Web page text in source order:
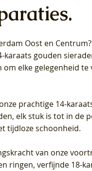
met Lab
Blush Lab
Geelgoud
Diamant
–
Blush Lab
LG7027Y -
grown
–
Blush Lab
LG7026Y -
grown
Oost en Centrum
karaats gouden
elke gelegenheid te
prachtige 14-
elk stuk is tot in de
tijdloze schoonheid.
van onze
ringen, verfijnde 18-